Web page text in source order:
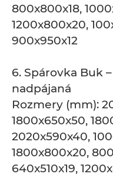
800x800x18,
1200x800x20,
900x950x12
6. Spárovka Buk
nadpájaná
Rozmery (mm):
1800x650x50,
2020x590x40,
1800x800x20,
640x510x19,